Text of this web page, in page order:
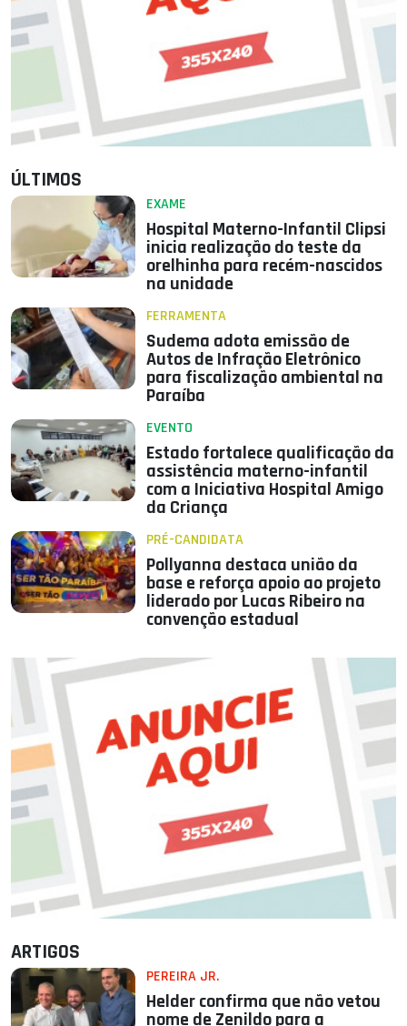
ÚLTIMOS
EXAME
Hospital Materno-Infantil Clipsi
inicia realização do teste da
orelhinha para recém-nascidos
na unidade
FERRAMENTA
Sudema adota emissão de
Autos de Infração Eletrônico
para fiscalização ambiental na
Paraíba
EVENTO
Estado fortalece qualificação da
assistência materno-infantil
com a Iniciativa Hospital Amigo
da Criança
PRÉ-CANDIDATA
Pollyanna destaca união da
base e reforça apoio ao projeto
liderado por Lucas Ribeiro na
convenção estadual
ARTIGOS
PEREIRA JR.
Helder confirma que não vetou
nome de Zenildo para a